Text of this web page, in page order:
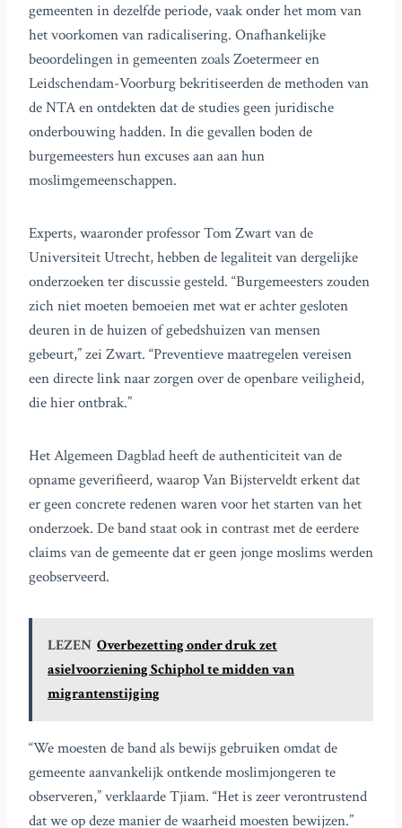
gemeenten in dezelfde periode, vaak onder het mom van
het voorkomen van radicalisering. Onafhankelijke
beoordelingen in gemeenten zoals Zoetermeer en
Leidschendam-Voorburg bekritiseerden de methoden van
de NTA en ontdekten dat de studies geen juridische
onderbouwing hadden. In die gevallen boden de
burgemeesters hun excuses aan aan hun
moslimgemeenschappen.
Experts, waaronder professor Tom Zwart van de
Universiteit Utrecht, hebben de legaliteit van dergelijke
onderzoeken ter discussie gesteld. “Burgemeesters zouden
zich niet moeten bemoeien met wat er achter gesloten
deuren in de huizen of gebedshuizen van mensen
gebeurt,” zei Zwart. “Preventieve maatregelen vereisen
een directe link naar zorgen over de openbare veiligheid,
die hier ontbrak.”
Het Algemeen Dagblad heeft de authenticiteit van de
opname geverifieerd, waarop Van Bijsterveldt erkent dat
er geen concrete redenen waren voor het starten van het
onderzoek. De band staat ook in contrast met de eerdere
claims van de gemeente dat er geen jonge moslims werden
geobserveerd.
LEZEN Overbezetting onder druk zet
asielvoorziening Schiphol te midden van
migrantenstijging
“We moesten de band als bewijs gebruiken omdat de
gemeente aanvankelijk ontkende moslimjongeren te
observeren,” verklaarde Tjiam. “Het is zeer verontrustend
dat we op deze manier de waarheid moesten bewijzen.”